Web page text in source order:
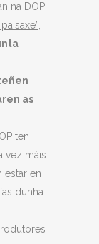
na DOP
as
ten
vez máis
estar en
dunha